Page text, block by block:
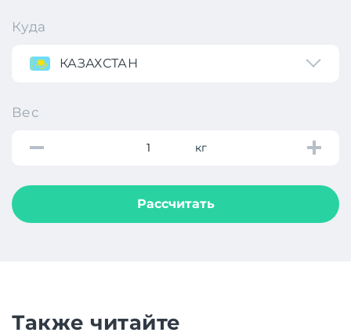
Куда
КАЗАХСТАН
Вес
кг
Рассчитать
Также читайте